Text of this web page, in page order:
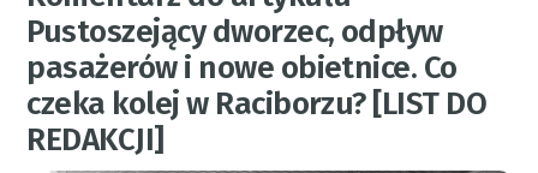
Pustoszejący dworzec, odpływ
pasażerów i nowe obietnice. Co
czeka kolej w Raciborzu? [LIST DO
REDAKCJI]